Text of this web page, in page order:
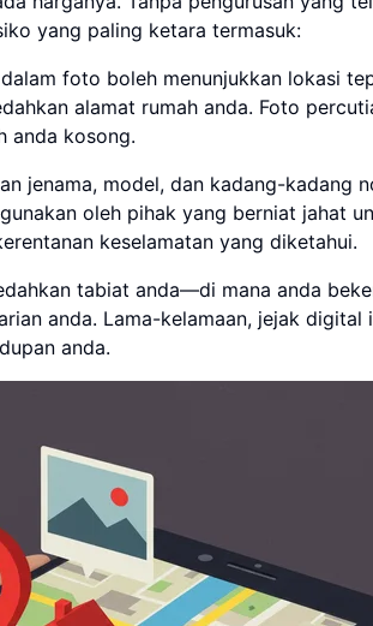
yang paling ketara termasuk:
foto boleh menunjukkan lokasi
alamat rumah anda. Foto
anda kosong.
jenama, model, dan kadang-kadang
oleh pihak yang berniat jahat
keselamatan yang diketahui.
tabiat anda—di mana anda
anda. Lama-kelamaan, jejak digital
anda.